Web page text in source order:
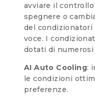
avviare il
spegnere o
del condizionatori
voce. I
dotati di
AI Auto Cooling:
le condizioni
preferenze.